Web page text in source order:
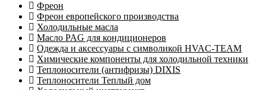
Фреон
Фреон европейского производства
Холодильные масла
Масло PAG для кондиционеров
Одежда и аксессуары с символикой HVAC-TEAM
Химические компоненты для холодильной техники
Теплоносители (антифризы) DIXIS
Теплоносители Теплый дом